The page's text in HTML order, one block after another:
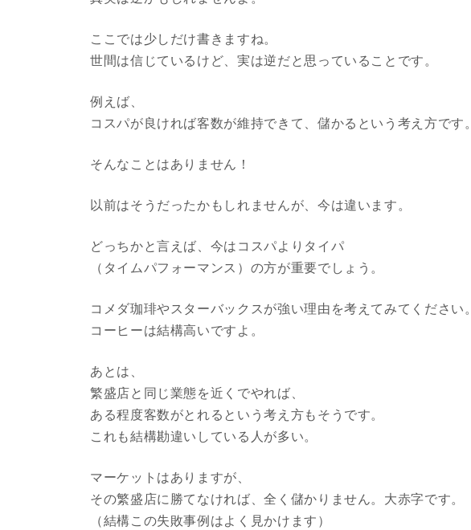
ここでは少しだけ書きますね。
世間は信じているけど、実は逆だと思っていることです。
例えば、
コスパが良ければ客数が維持できて、儲かるという考え方です。
そんなことはありません！
以前はそうだったかもしれませんが、今は違います。
どっちかと言えば、今はコスパよりタイパ
（タイムパフォーマンス）の方が重要でしょう。
コメダ珈琲やスターバックスが強い理由を考えてみてください。
コーヒーは結構高いですよ。
あとは、
繁盛店と同じ業態を近くでやれば、
ある程度客数がとれるという考え方もそうです。
これも結構勘違いしている人が多い。
マーケットはありますが、
その繁盛店に勝てなければ、全く儲かりません。大赤字です。
（結構この失敗事例はよく見かけます）